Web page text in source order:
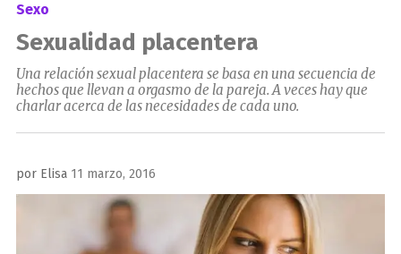
Sexo
Sexualidad placentera
Una relación sexual placentera se basa en una secuencia de
hechos que llevan a orgasmo de la pareja. A veces hay que
charlar acerca de las necesidades de cada uno.
por Elisa Publicado
el
11 marzo, 2016